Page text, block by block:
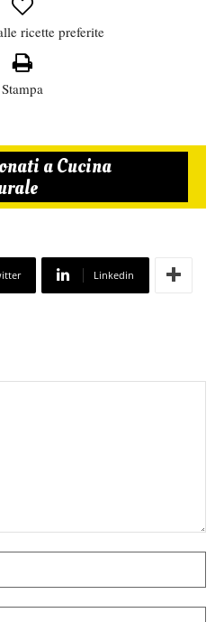
ricette preferite
Stampa
a Cucina
Linkedin